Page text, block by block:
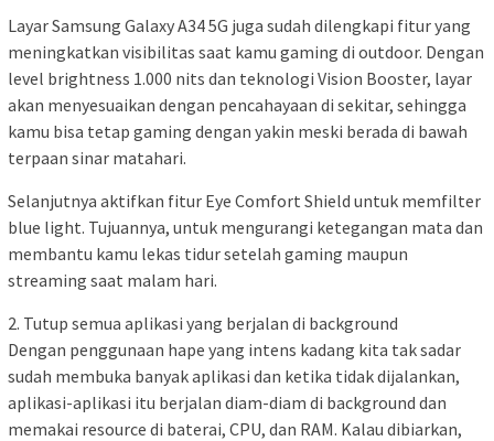
Layar Samsung Galaxy A34 5G juga sudah dilengkapi fitur yang
meningkatkan visibilitas saat kamu gaming di outdoor. Dengan
level brightness 1.000 nits dan teknologi Vision Booster, layar
akan menyesuaikan dengan pencahayaan di sekitar, sehingga
kamu bisa tetap gaming dengan yakin meski berada di bawah
terpaan sinar matahari.
Selanjutnya aktifkan fitur Eye Comfort Shield untuk memfilter
blue light. Tujuannya, untuk mengurangi ketegangan mata dan
membantu kamu lekas tidur setelah gaming maupun
streaming saat malam hari.
2. Tutup semua aplikasi yang berjalan di background
Dengan penggunaan hape yang intens kadang kita tak sadar
sudah membuka banyak aplikasi dan ketika tidak dijalankan,
aplikasi-aplikasi itu berjalan diam-diam di background dan
memakai resource di baterai, CPU, dan RAM. Kalau dibiarkan,